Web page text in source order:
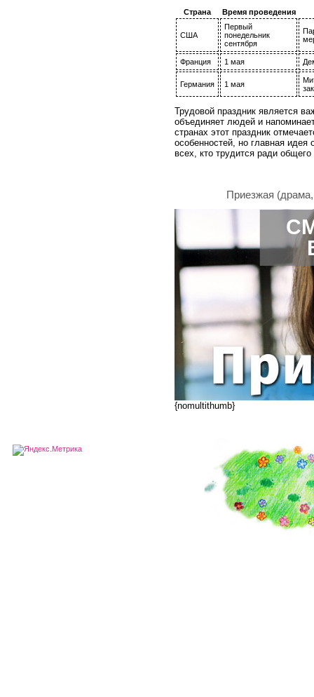
Страна Время проведения
США
Первый
понедельник
сентября
Франция 1 мая
Германия 1 мая
Трудовой праздник является
объединяет людей и
странах этот праздник
особенностей, но главная идея
всех, кто трудится ради общего
Приезжая
{nomultithumb}